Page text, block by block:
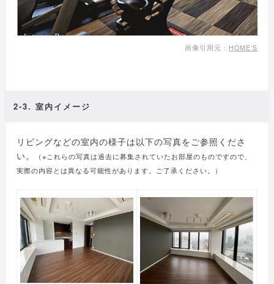
画像引用元： HOME’S
2-3. 室内イメージ
リビングなどの室内の様子は以下の写真をご参照くださ
い。
（※これらの写真は過去に募集されていたお部屋のものですので、
実際の内容とは異なる可能性があります。ご了承ください。）